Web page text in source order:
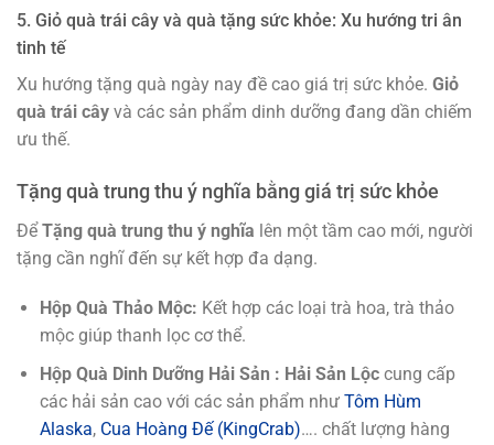
5. Giỏ quà trái cây và quà tặng sức khỏe: Xu hướng tri ân
tinh tế
Xu hướng tặng quà ngày nay đề cao giá trị sức khỏe. Giỏ
quà trái cây và các sản phẩm dinh dưỡng đang dần chiếm
ưu thế.
Tặng quà trung thu ý nghĩa bằng giá trị sức khỏe
ĐểTặng quà trung thu ý nghĩa lên một tầm cao mới, người
tặng cần nghĩ đến sự kết hợp đa dạng.
Hộp Quà Thảo Mộc: Kết hợp các loại trà hoa, trà thảo
mộc giúp thanh lọc cơ thể.
Hộp Quà Dinh Dưỡng Hải Sản : Hải Sản Lộccung cấp
các hải sản cao với các sản phẩm như Tôm Hùm
Alaska, Cua Hoàng Đế (KingCrab)…. chất lượng hàng